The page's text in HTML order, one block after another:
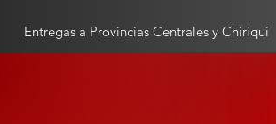
Entregas a Provincias Centrales y Chiriquí